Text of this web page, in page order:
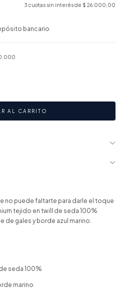
3 cuotas sin interés de $ 26.000,00
bancario
no puede faltarte para darle el toque
tejido en twill de seda 100%
de gales y borde azul marino.
seda 100%
marino